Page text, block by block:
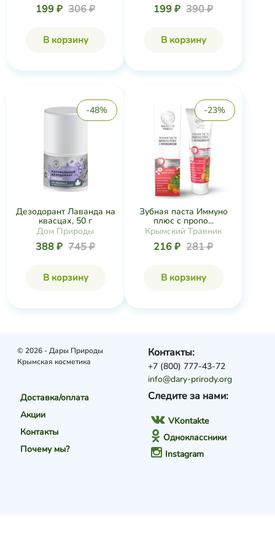
199 ₽ 306 ₽
В корзину
199 ₽ 390 ₽
В корзину
-48%
Дезодорант Лаванда на
квасцах, 50 г
Дом Природы
388 ₽ 745 ₽
В корзину
-23%
Зубная паста Иммуно
плюс с пропо...
Крымский Травник
216 ₽ 281 ₽
В корзину
© 2026 - Дары Природы
Крымская косметика
Доставка/оплата
Акции
Контакты
Почему мы?
Следите за нами:
VKontakte
Одноклассники
Instagram
Контакты:
+7 (800) 777-43-72
info@dary-prirody.org